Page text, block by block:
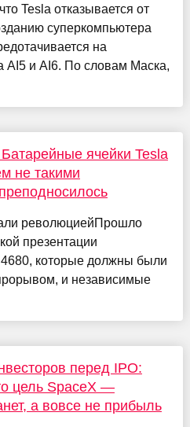
Tesla отказывается от
суперкомпьютера
на
AI5 и AI6. По словам Маска,
ячейки Tesla
не такими
революциейПрошло
презентации
которые должны были
и независимые
перед IPO:
цель SpaceX —
а вовсе не прибыль